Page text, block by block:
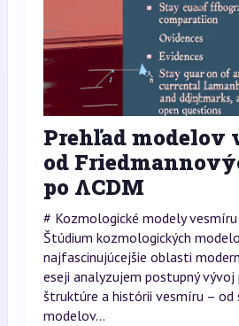
Prehľad modelov
od
po ΛCDM
# Kozmologické modely
Štúdium kozmologických
najfascinujúcejšie oblasti
eseji analyzujem postupný vývoj
štruktúre a histórii vesmíru – od
modelov...